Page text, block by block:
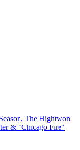
The Hightwon
& "Chicago Fire"